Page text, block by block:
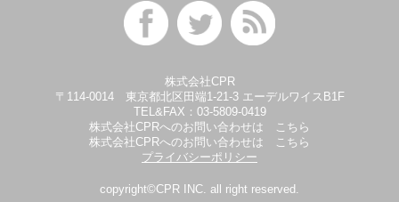
株式会社CPR
〒114-0014 東京都北区田端1-21-3 エーデルワイスB1F
TEL&FAX： 03-5809-0419
株式会社CPRへのお問い合わせは
こちら
株式会社CPRへのお問い合わせは
こちら
プライバシーポリシー
copyright©CPR INC. all right reserved.